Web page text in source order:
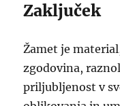
Zaključek
Žamet je
zgodovina,
priljubljenost v